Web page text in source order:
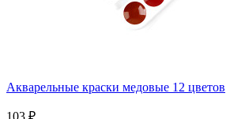
Акварельные краски медовые 12 цветов
103 ₽